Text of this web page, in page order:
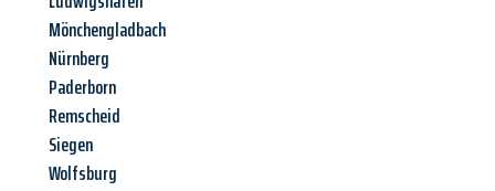
Mönchengladbach
Nürnberg
Paderborn
Remscheid
Siegen
Wolfsburg